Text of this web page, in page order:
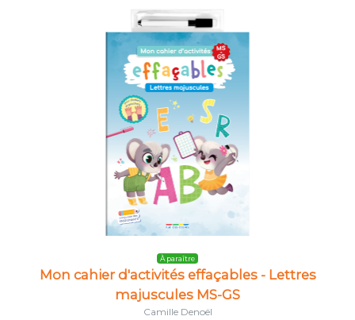
À paraître
Mon cahier d'activités effaçables - Lettres
majuscules MS-GS
Camille Denoël